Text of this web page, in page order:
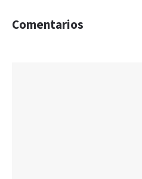
Comentarios